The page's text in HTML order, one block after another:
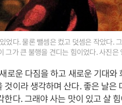
다. 물론 뺄셈은 컸고 덧셈은 작았다.
그가 큰 불행을 견디는 힘이었다. 사진은
로운 다짐을 하고 새로운 기대와
이라 생각하며 산다. 좋은 날은
다. 그래야 사는 맛이 있고 살